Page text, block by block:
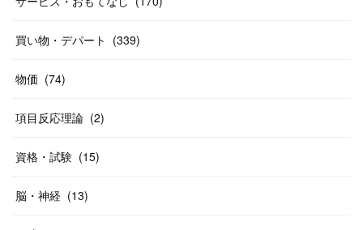
58)
10
買い物・デパート (339)
物価 (74)
項目反応理論 (2)
資格・試験 (15)
脳・神経 (13)